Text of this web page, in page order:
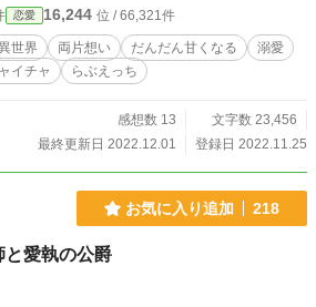
おります。 ＊ いくひさしく、さちおお
でも幸の多いことを。
恋愛 16,244 位 / 66,321件
世界 両片想い だんだん甘くなる
溺愛
イチャ らぶえっち
感想数 13
文字数 23,456
最終更新日 2022.12.01
登録日 2022.11.25
お気に入り追加 218
と愛執の公爵